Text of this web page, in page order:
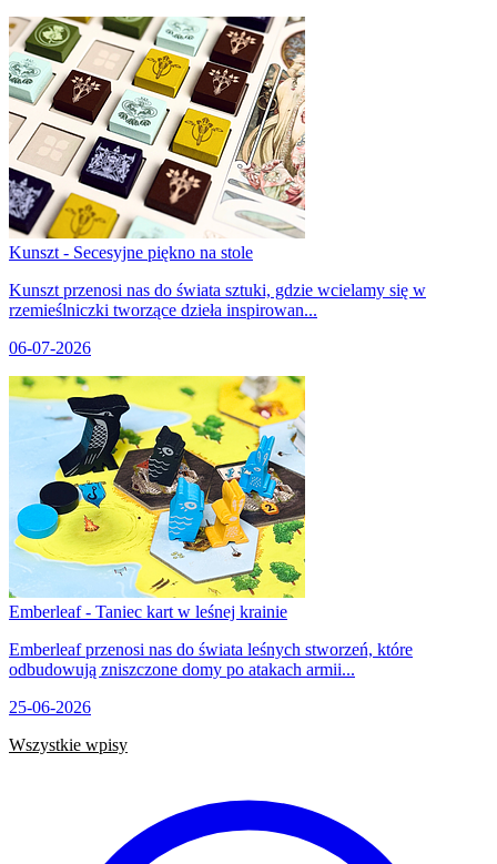
Kunszt - Secesyjne piękno na stole
Kunszt przenosi nas do świata sztuki, gdzie wcielamy się w
rzemieślniczki tworzące dzieła inspirowan...
06-07-2026
Emberleaf - Taniec kart w leśnej krainie
Emberleaf przenosi nas do świata leśnych stworzeń, które
odbudowują zniszczone domy po atakach armii...
25-06-2026
Wszystkie wpisy